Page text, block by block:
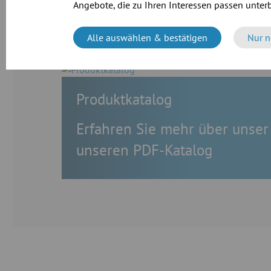
Angebote, die zu Ihren Interessen passen
Alle auswählen & bestätigen Nur
Entdecken Sie unser
Produktkatalog
Erfahren Sie mehr über
unseren PDF-Katalog